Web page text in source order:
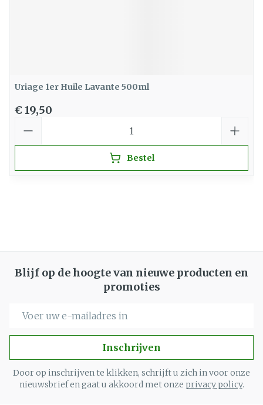
Uriage 1er Huile Lavante 500ml
€ 19,50
Bestel
Blijf op de hoogte van nieuwe producten en
promoties
Inschrijven
Door op inschrijven te klikken, schrijft u zich in voor onze
nieuwsbrief en gaat u akkoord met onze privacy policy.